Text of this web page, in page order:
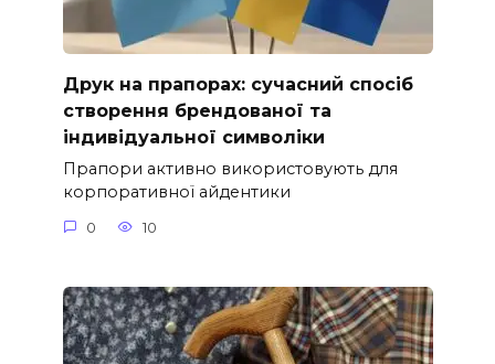
Друк на прапорах: сучасний спосіб
створення брендованої та
індивідуальної символіки
Прапори активно використовують для
корпоративної айдентики
0 10